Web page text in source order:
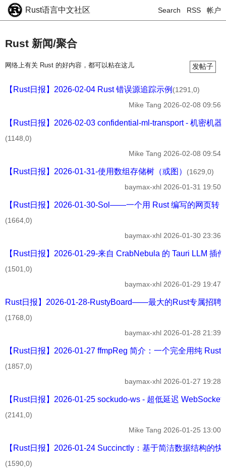
Rust语言中文社区 Search RSS 帐户
Rust 新闻/聚合
发帖子
网络上有关 Rust 的好内容，都可以粘在这儿
【Rust日报】2026-02-04 Rust 错误源追踪示例 (1291,0)
Mike Tang 2026-02-08 09:56
【Rust日报】2026-02-03 confidential-ml-transport - 机密机器
(1148,0)
Mike Tang 2026-02-08 09:54
【Rust日报】2026-01-31-使用数组存储树（或图） (1629,0)
baymax-xhl 2026-01-31 19:50
【Rust日报】2026-01-30-Sol——一个用 Rust 编写的网页转
(1664,0)
baymax-xhl 2026-01-30 23:36
【Rust日报】2026-01-29-来自 CrabNebula 的 Tauri LLM 插
(1501,0)
baymax-xhl 2026-01-29 19:47
Rust日报】2026-01-28-RustyBoard——最大的Rust专属招聘
(1768,0)
baymax-xhl 2026-01-28 21:39
【Rust日报】2026-01-27 ffmpReg 简介：一个完全用纯 Rust
(1857,0)
baymax-xhl 2026-01-27 19:28
【Rust日报】2026-01-25 sockudo-ws - 超低延迟 WebSocket
(2141,0)
Mike Tang 2026-01-25 13:00
【Rust日报】2026-01-24 Succinctly：基于简洁数据结构的
(1590,0)